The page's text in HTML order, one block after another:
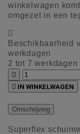
winkelwagen
omgezet in een

Beschikbaarheid
werkdagen
2 tot 7 werkdagen

 IN WINKELWAGEN
Omschrijving
Superflex